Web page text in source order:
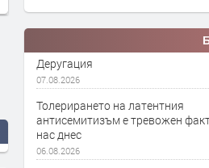
Деругация
07.08.2026
Толерирането на латентния
антисемитизъм е тревожен
нас днес
06.08.2026